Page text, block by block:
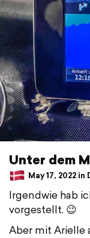
Unter dem
May 17, 2022 in
Irgendwie hab
vorgestellt. 😉
Aber mit Arielle